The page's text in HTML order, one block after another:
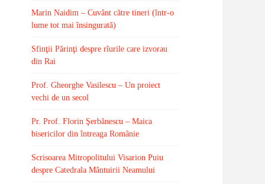
Marin Naidim – Cuvânt către tineri (într-o
lume tot mai însingurată)
Sfinţii Părinţi despre rîurile care izvorau
din Rai
Prof. Gheorghe Vasilescu – Un proiect
vechi de un secol
Pr. Prof. Florin Şerbănescu – Maica
bisericilor din întreaga Românie
Scrisoarea Mitropolitului Visarion Puiu
despre Catedrala Mântuirii Neamului